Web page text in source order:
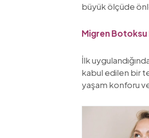
büyük ölçüde
Migren Botoksu
İlk
kabul edilen bir
yaşam konforu